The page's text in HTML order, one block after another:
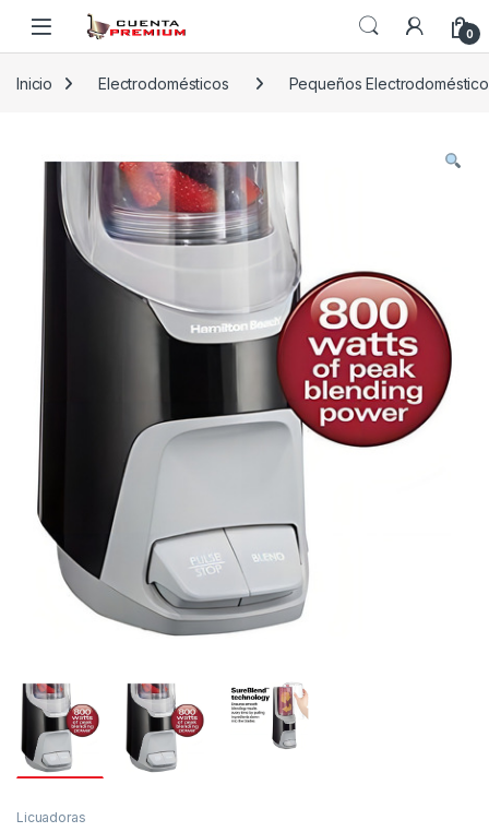
Skip to navigation
Skip to content
0
Inicio Electrodomésticos Pequeños
Licuadoras